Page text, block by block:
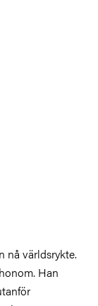
nå världsrykte.
Han